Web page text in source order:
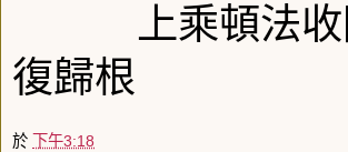
上乘頓法
復歸根
於 下午3:18